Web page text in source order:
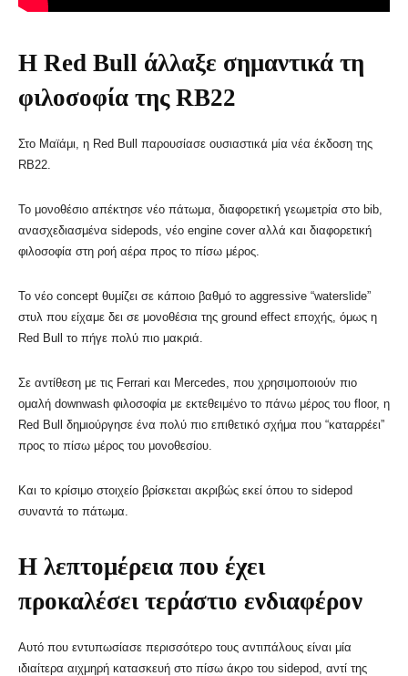
Η Red Bull άλλαξε σημαντικά τη
φιλοσοφία της RB22
Στο Μαϊάμι, η Red Bull παρουσίασε ουσιαστικά μία νέα έκδοση της
RB22.
Το μονοθέσιο απέκτησε νέο πάτωμα, διαφορετική γεωμετρία στο bib,
ανασχεδιασμένα sidepods, νέο engine cover αλλά και διαφορετική
φιλοσοφία στη ροή αέρα προς το πίσω μέρος.
Το νέο concept θυμίζει σε κάποιο βαθμό το aggressive “waterslide”
στυλ που είχαμε δει σε μονοθέσια της ground effect εποχής, όμως η
Red Bull το πήγε πολύ πιο μακριά.
Σε αντίθεση με τις Ferrari και Mercedes, που χρησιμοποιούν πιο
ομαλή downwash φιλοσοφία με εκτεθειμένο το πάνω μέρος του floor, η
Red Bull δημιούργησε ένα πολύ πιο επιθετικό σχήμα που “καταρρέει”
προς το πίσω μέρος του μονοθεσίου.
Και το κρίσιμο στοιχείο βρίσκεται ακριβώς εκεί όπου το sidepod
συναντά το πάτωμα.
Η λεπτομέρεια που έχει
προκαλέσει τεράστιο ενδιαφέρον
Αυτό που εντυπωσίασε περισσότερο τους αντιπάλους είναι μία
ιδιαίτερα αιχμηρή κατασκευή στο πίσω άκρο του sidepod, αντί της